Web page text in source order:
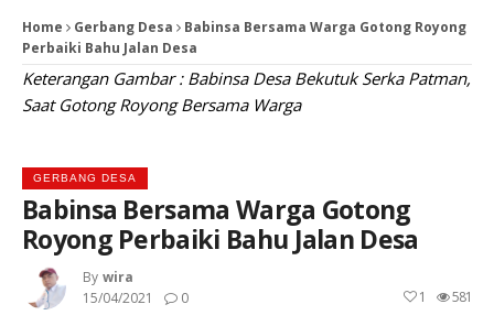
Home Gerbang Desa
Babinsa Bersama Warga Gotong Royong
Perbaiki Bahu Jalan Desa
Keterangan Gambar : Babinsa Desa Bekutuk Serka Patman,
Saat Gotong Royong Bersama Warga
GERBANG DESA
Babinsa Bersama Warga Gotong
Royong Perbaiki Bahu Jalan Desa
By Wira
15/04/2021
0 581
1